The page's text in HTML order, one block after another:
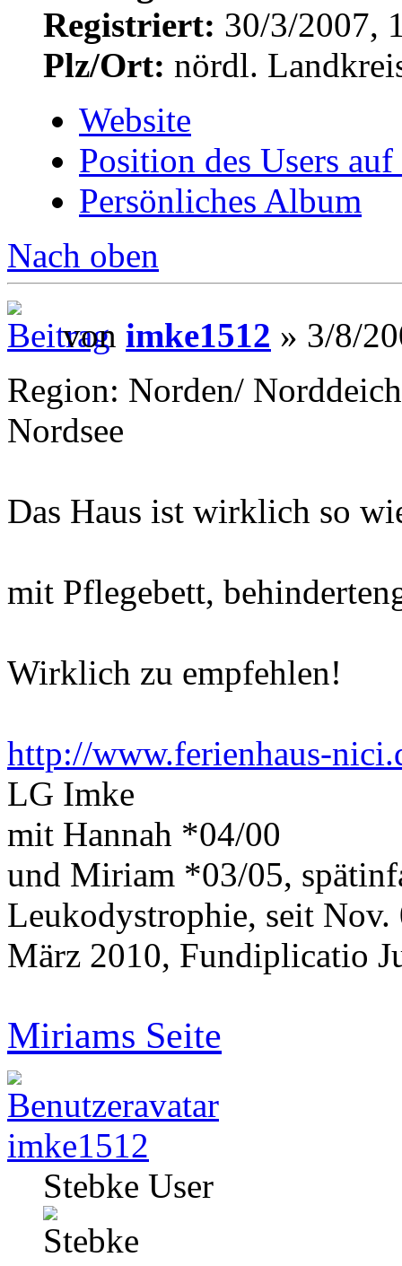
Registriert: 30/3/2007,
Plz/Ort: nördl.
Website
Position des Users
Persönliches Album
Nach oben
von imke1512 » 3/8/
Region: Norden/ Norddeich
Nordsee
Das Haus ist wirklich so
mit Pflegebett,
Wirklich zu empfehlen!
http://www.ferienhaus-
LG Imke
mit Hannah *04/00
und Miriam *03/05,
Leukodystrophie, seit
März 2010, Fundiplicatio
Miriams Seite
imke1512
Stebke User